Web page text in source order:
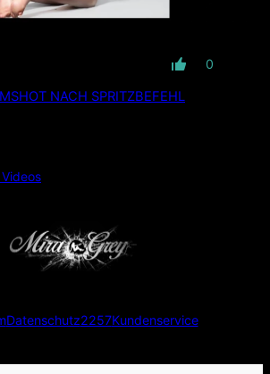
0
NACH SPRITZBEFEHL
Datenschutz2257Kundenservice